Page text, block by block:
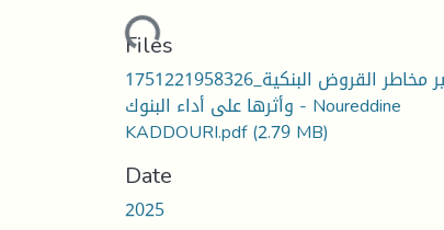
Loading...
Files
1751221958326_تسيير مخاطر القروض البنكية
وأثرها على أداء البنوك - Noureddine
KADDOURI.pdf(2.79 MB)
Date
2025